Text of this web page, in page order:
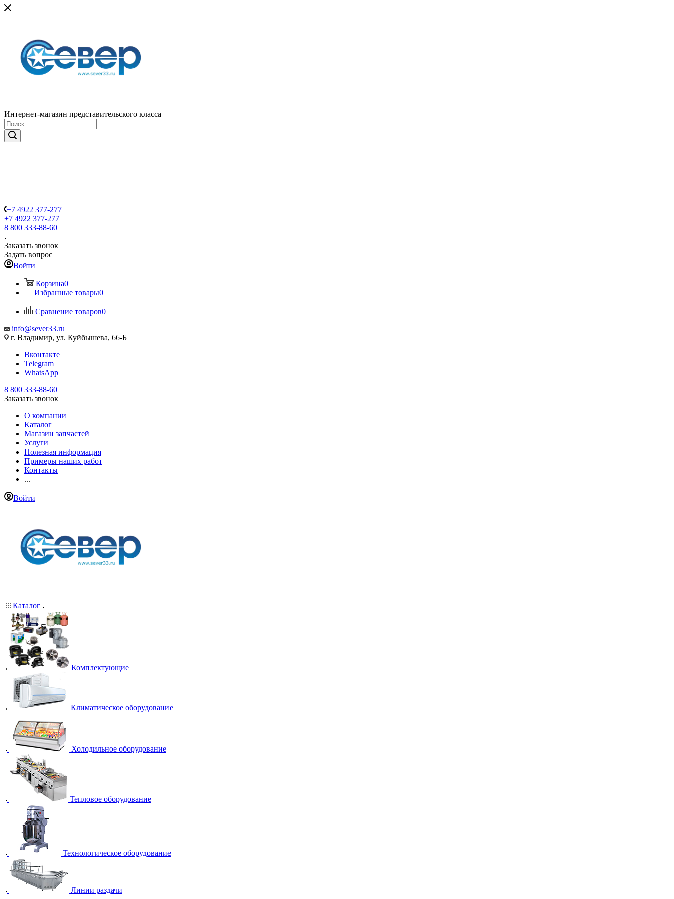
Интернет-магазин представительского класса
+7 4922 377-277
+7 4922 377-277
8 800 333-88-60
Заказать звонок
Задать вопрос
Войти
Корзина0
Избранные товары0
Сравнение товаров0
info@sever33.ru
г. Владимир, ул. Куйбышева, 66-Б
Вконтакте
Telegram
WhatsApp
8 800 333-88-60
Заказать звонок
О компании
Каталог
Магазин запчастей
Услуги
Полезная информация
Примеры наших работ
Контакты
...
Войти
Каталог
Комплектующие
Климатическое оборудование
Холодильное оборудование
Тепловое оборудование
Технологическое оборудование
Линии раздачи